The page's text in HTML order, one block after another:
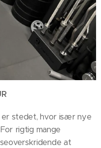
er stedet, hvor især nye
rigtig mange
at